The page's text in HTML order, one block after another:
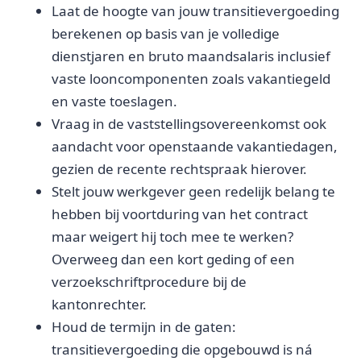
Laat de hoogte van jouw transitievergoeding
berekenen op basis van je volledige
dienstjaren en bruto maandsalaris inclusief
vaste looncomponenten zoals vakantiegeld
en vaste toeslagen.
Vraag in de vaststellingsovereenkomst ook
aandacht voor openstaande vakantiedagen,
gezien de recente rechtspraak hierover.
Stelt jouw werkgever geen redelijk belang te
hebben bij voortduring van het contract
maar weigert hij toch mee te werken?
Overweeg dan een kort geding of een
verzoekschriftprocedure bij de
kantonrechter.
Houd de termijn in de gaten:
transitievergoeding die opgebouwd is ná